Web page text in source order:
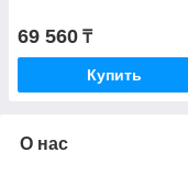
69 560 ₸
Купить
О нас